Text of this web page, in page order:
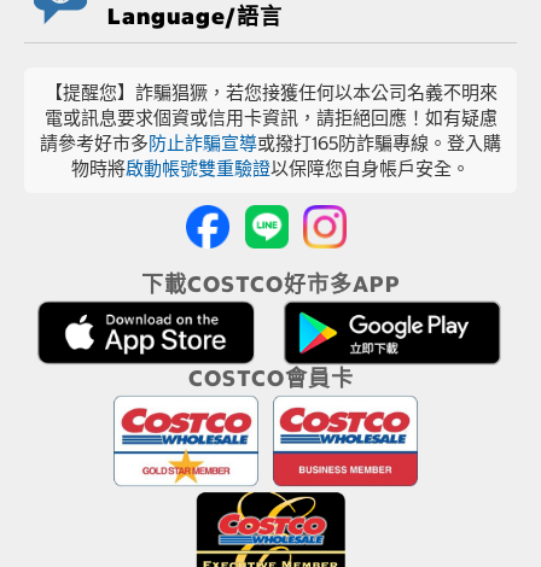
Language/語言
【提醒您】詐騙猖獗，若您接獲任何以本公司名義不明來
電或訊息要求個資或信用卡資訊，請拒絕回應！如有疑慮
請參考好市多防止詐騙宣導或撥打165防詐騙專線。登入購
物時將啟動帳號雙重驗證以保障您自身帳戶安全。
下載COSTCO好市多APP
COSTCO會員卡